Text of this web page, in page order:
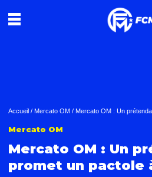
Accueil / Mercato OM / Mercato OM : Un
Mercato OM
Mercato OM : Un
promet un pactole